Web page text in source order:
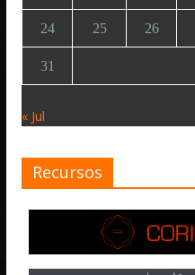
24 25 26
31
« Jul
Recursos